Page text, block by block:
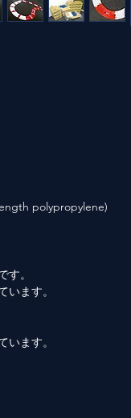
polypropylene)
。
います。
ます。